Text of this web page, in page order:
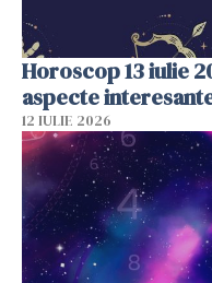
Horoscop 13 iulie
aspecte
12 IULIE 2026